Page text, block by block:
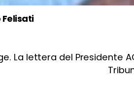
Felisati
La lettera del Presidente